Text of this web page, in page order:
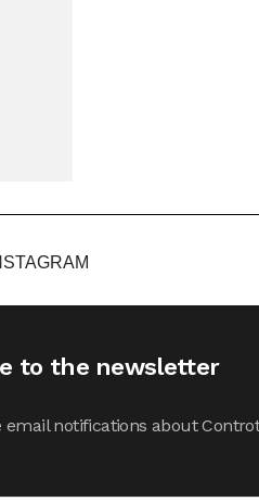
to the newsletter
email notifications about